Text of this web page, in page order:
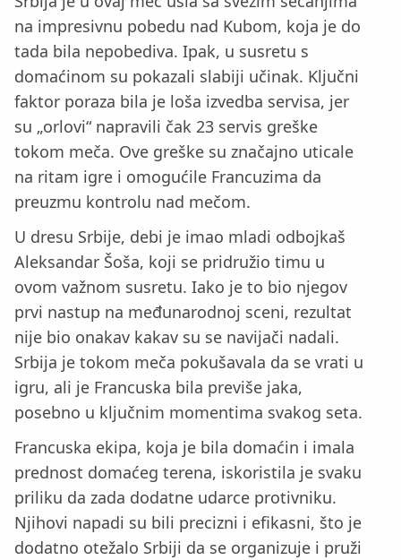
na impresivnu pobedu nad Kubom, koja je do
tada bila nepobediva. Ipak, u susretu s
domaćinom su pokazali slabiji učinak. Ključni
faktor poraza bila je loša izvedba servisa, jer
su „orlovi“ napravili čak 23 servis greške
tokom meča. Ove greške su značajno uticale
na ritam igre i omogućile Francuzima da
preuzmu kontrolu nad mečom.
U dresu Srbije, debi je imao mladi odbojkaš
Aleksandar Šoša, koji se pridružio timu u
ovom važnom susretu. Iako je to bio njegov
prvi nastup na međunarodnoj sceni, rezultat
nije bio onakav kakav su se navijači nadali.
Srbija je tokom meča pokušavala da se vrati u
igru, ali je Francuska bila previše jaka,
posebno u ključnim momentima svakog seta.
Francuska ekipa, koja je bila domaćin i imala
prednost domaćeg terena, iskoristila je svaku
priliku da zada dodatne udarce protivniku.
Njihovi napadi su bili precizni i efikasni, što je
dodatno otežalo Srbiji da se organizuje i pruži